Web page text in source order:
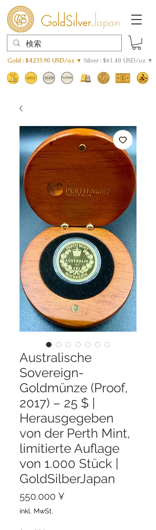
Gold : $4233.90 USD/oz ▼ Silver : $61.40 USD/oz ▼
Australische
Sovereign-
Goldmünze (Proof,
2017) – 25 $ |
Herausgegeben
von der Perth Mint,
limitierte Auflage
von 1.000 Stück |
GoldSilberJapan
550.000 ¥
inkl. MwSt.